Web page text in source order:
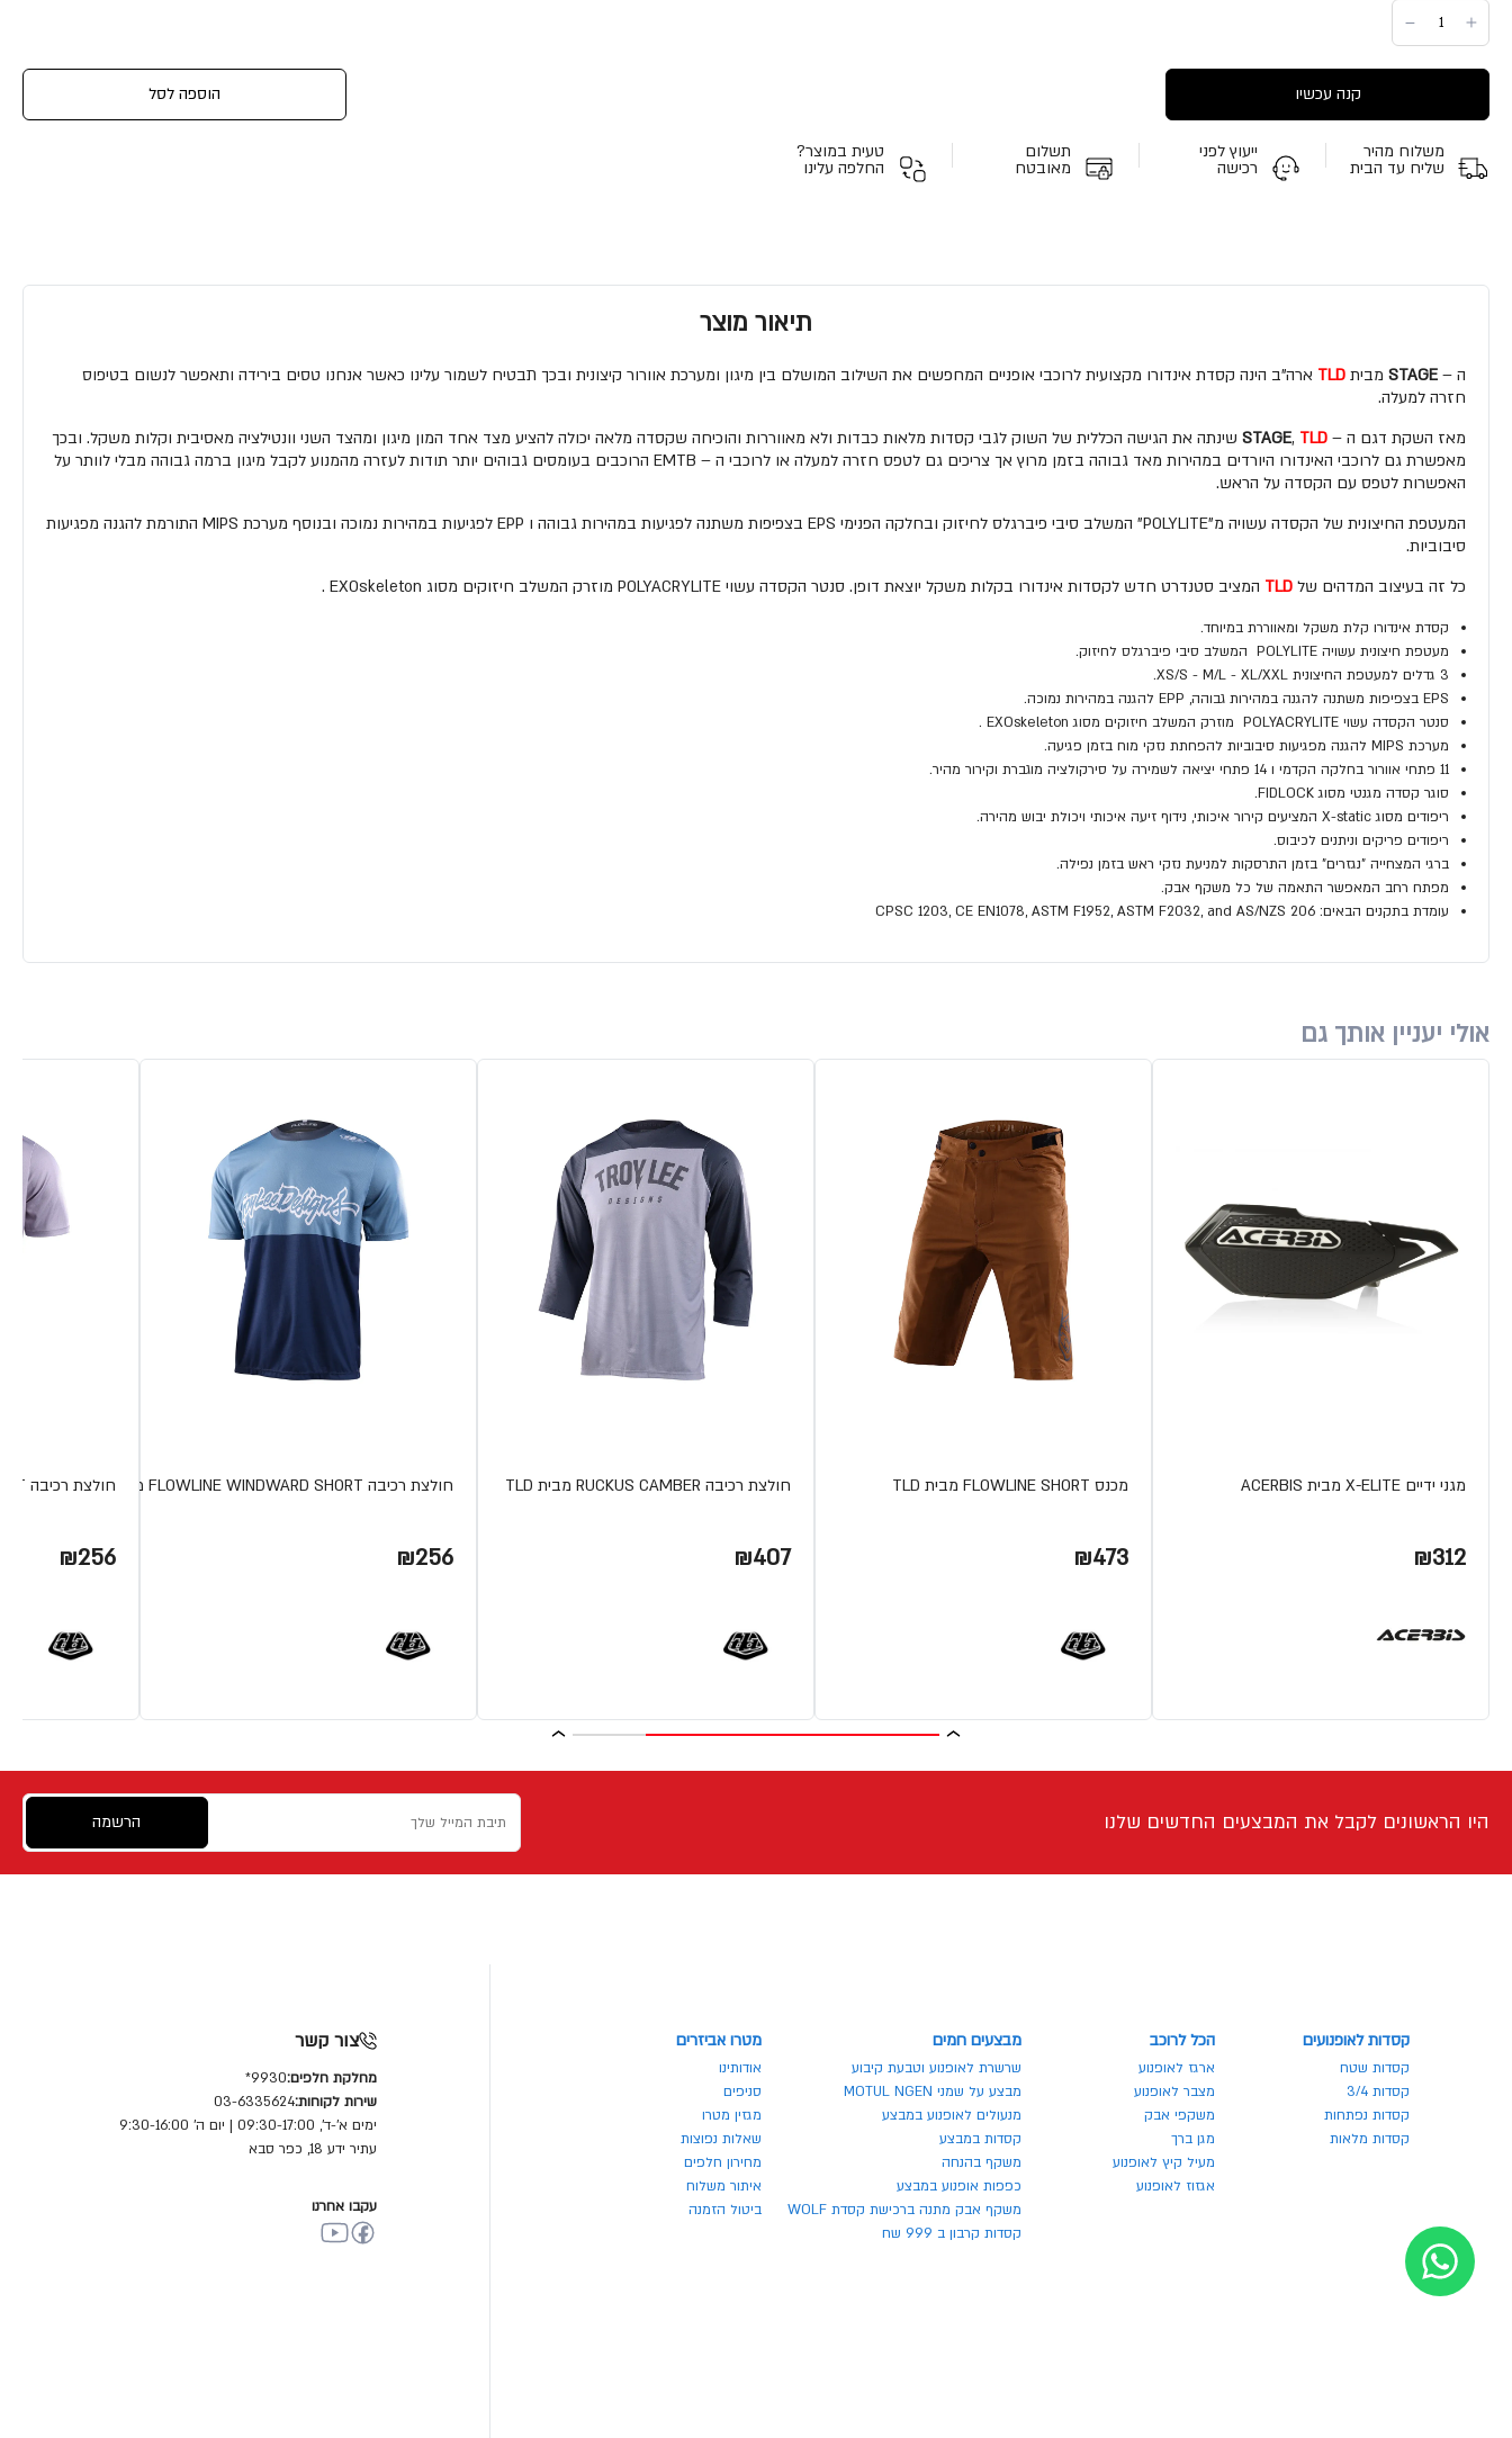
קנה עכשיו הוספה לסל
משלוח מהיר
שליח עד הבית
ייעוץ לפני
רכישה
תשלום
מאובטח
טעית במוצר?
החלפה עלינו
תיאור מוצר
ה – STAGE מבית TLD ארה"ב הינה קסדת אינדורו מקצועית לרוכבי אופניים המחפשים את השילוב המושלם בין מיגון ומערכת אוורור קיצונית ובכך תבטיח לשמור עלינו כאשר אנחנו טסים בירידה ותאפשר לנשום בטיפוס
חזרה למעלה.
מאז השקת דגם ה –
STAGE, TLD
שינתה את הגישה הכללית של השוק לגבי קסדות מלאות כבדות ולא מאווררות והוכיחה שקסדה מלאה יכולה להציע מצד אחד המון מיגון ומהצד השני וונטילציה מאסיבית וקלות משקל. ובכך
מאפשרת גם לרוכבי האינדורו היורדים במהירות מאד גבוהה בזמן מרוץ אך צריכים גם לטפס חזרה למעלה או לרוכבי ה – EMTB הרוכבים בעומסים גבוהים יותר תודות לעזרה מהמנוע לקבל מיגון ברמה גבוהה מבלי לוותר על
האפשרות לטפס עם הקסדה על הראש.
המעטפת החיצונית של הקסדה עשויה מ"POLYLITE" המשלב סיבי פיברגלס לחיזוק ובחלקה הפנימי EPS בצפיפות משתנה לפגיעות במהירות גבוהה ו EPP לפגיעות במהירות נמוכה ובנוסף מערכת MIPS התורמת להגנה מפגיעות
סיבוביות.
כל זה בעיצוב המדהים של TLD המציב סטנדרט חדש לקסדות אינדורו בקלות משקל יוצאת דופן. סנטר הקסדה עשוי POLYACRYLITE מוזרק המשלב חיזוקים מסוג EXOskeleton .
קסדת אינדורו קלת משקל ומאווררת במיוחד.
מעטפת חיצונית עשויה POLYLITE המשלב סיבי פיברגלס לחיזוק.
3 גדלים למעטפת החיצונית XS/S - M/L - XL/XXL.
EPS בצפיפות משתנה להגנה במהירות גבוהה, EPP להגנה במהירות נמוכה.
סנטר הקסדה עשוי POLYACRYLITE מוזרק המשלב חיזוקים מסוג EXOskeleton .
מערכת MIPS להגנה מפגיעות סיבוביות להפחתת נזקי מוח בזמן פגיעה.
11 פתחי אוורור בחלקה הקדמי ו 14 פתחי יציאה לשמירה על סירקולציה מוגברת וקירור מהיר.
סוגר קסדה מגנטי מסוג FIDLOCK.
ריפודים מסוג X-static המציעים קירור איכותי, נידוף זיעה איכותי ויכולת יבוש מהירה.
ריפודים פריקים וניתנים לכיבוס.
ברגי המצחייה "נגזרים" בזמן התרסקות למניעת נזקי ראש בזמן נפילה.
מפתח רחב המאפשר התאמה של כל משקף אבק.
עומדת בתקנים הבאים: CPSC 1203, CE EN1078, ASTM F1952, ASTM F2032, and AS/NZS 206
אולי יעניין אותך גם
מגני ידיים X-ELITE מבית ACERBIS
₪312
מכנס FLOWLINE SHORT מבית TLD
₪473
חולצת רכיבה RUCKUS CAMBER מבית TLD
₪407
חולצת רכיבה FLOWLINE WINDWARD SHORT מבית TLD
₪256
חולצת רכיבה FLOWLINE CHARCOAL SHORT מבית TLD
₪256
היו הראשונים לקבל את המבצעים החדשים שלנו הרשמה
קסדות לאופנועים
קסדות שטח
קסדות 3/4
קסדות נפתחות
קסדות מלאות
הכל לרוכב
ארגז לאופנוע
מצבר לאופנוע
משקפי אבק
מגן ברך
מעיל קיץ לאופנוע
אגזוז לאופנוע
מבצעים חמים
שרשרת לאופנוע וטבעת קיבוע
מבצע על שמני MOTUL NGEN
מנעולים לאופנוע במבצע
קסדות במבצע
משקף בהנחה
כפפות אופנוע במבצע
משקף אבק מתנה ברכישת קסדת WOLF
קסדות קרבון ב 999 שח
מטרו אביזרים
אודותינו
סניפים
מגזין מטרו
שאלות נפוצות
מחירון חלפים
איתור משלוח
ביטול הזמנה
צור קשר
מחלקת חלפים:9930*
שירות לקוחות:03-6335624
ימים א'-ד', 09:30-17:00 | יום ה' 9:30-16:00
עתיר ידע 18, כפר סבא
עקבו אחרנו